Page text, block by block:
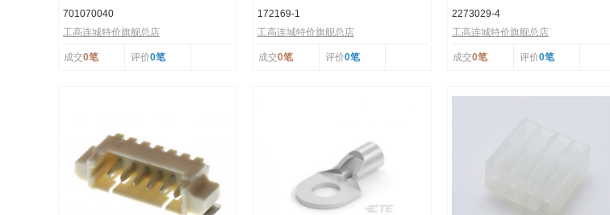
701070040
工高连城特价旗舰总店
成交0笔 评价0笔
172169-1
工高连城特价旗舰总店
成交0笔 评价0笔
2273029-4
工高连城特价旗舰总店
成交0笔 评价0笔